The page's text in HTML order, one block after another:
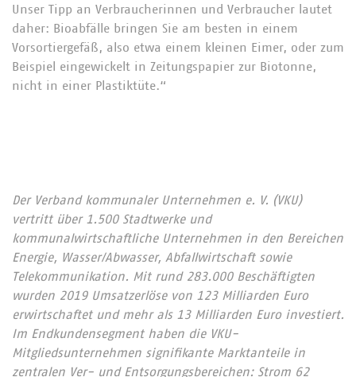
Unser Tipp an Verbraucherinnen und Verbraucher lautet
daher: Bioabfälle bringen Sie am besten in einem
Vorsortiergefäß, also etwa einem kleinen Eimer, oder zum
Beispiel eingewickelt in Zeitungspapier zur Biotonne,
nicht in einer Plastiktüte.“
Der Verband kommunaler Unternehmen e. V. (VKU)
vertritt über 1.500 Stadtwerke und
kommunalwirtschaftliche Unternehmen in den Bereichen
Energie, Wasser/Abwasser, Abfallwirtschaft sowie
Telekommunikation. Mit rund 283.000 Beschäftigten
wurden 2019 Umsatzerlöse von 123 Milliarden Euro
erwirtschaftet und mehr als 13 Milliarden Euro investiert.
Im Endkundensegment haben die VKU-
Mitgliedsunternehmen signifikante Marktanteile in
zentralen Ver- und Entsorgungsbereichen: Strom 62